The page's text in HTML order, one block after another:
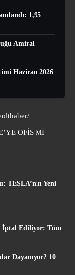
1,95
Amiral
Haziran 2026
OFİS Mİ
TESLA’nın Yeni
İptal Ediliyor: Tüm
Dayanıyor? 10